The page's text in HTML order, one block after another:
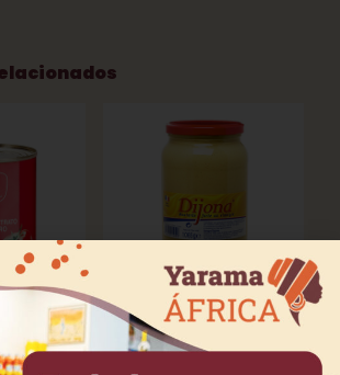
DE
Mostaza DIJONA